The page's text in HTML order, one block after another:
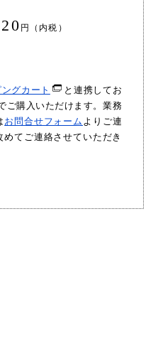
円（内税）
グカート
と連携してお
ご購入いただけます。業務
お問合せフォーム よりご連
てご連絡させていただき